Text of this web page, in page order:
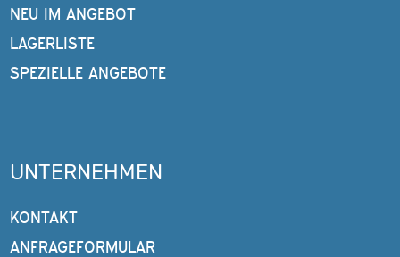
NEU IM ANGEBOT
LAGERLISTE
SPEZIELLE ANGEBOTE
UNTERNEHMEN
KONTAKT
ANFRAGEFORMULAR